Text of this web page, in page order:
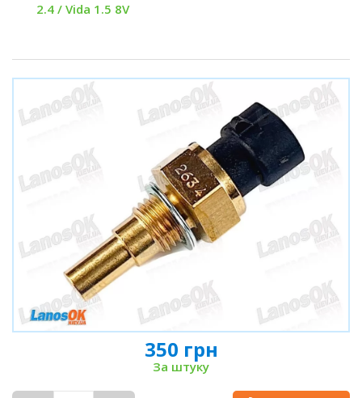
2.4 / Vida 1.5 8V
350 грн
За штуку